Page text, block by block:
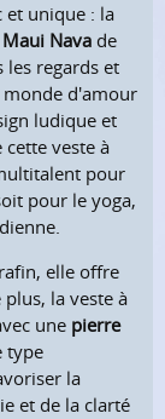
et unique : la
Maui Nava de
regards et
monde d'amour
ludique et
veste à
pour
pour le yoga,
elle offre
la veste à
une pierre
type
la
et de la clarté